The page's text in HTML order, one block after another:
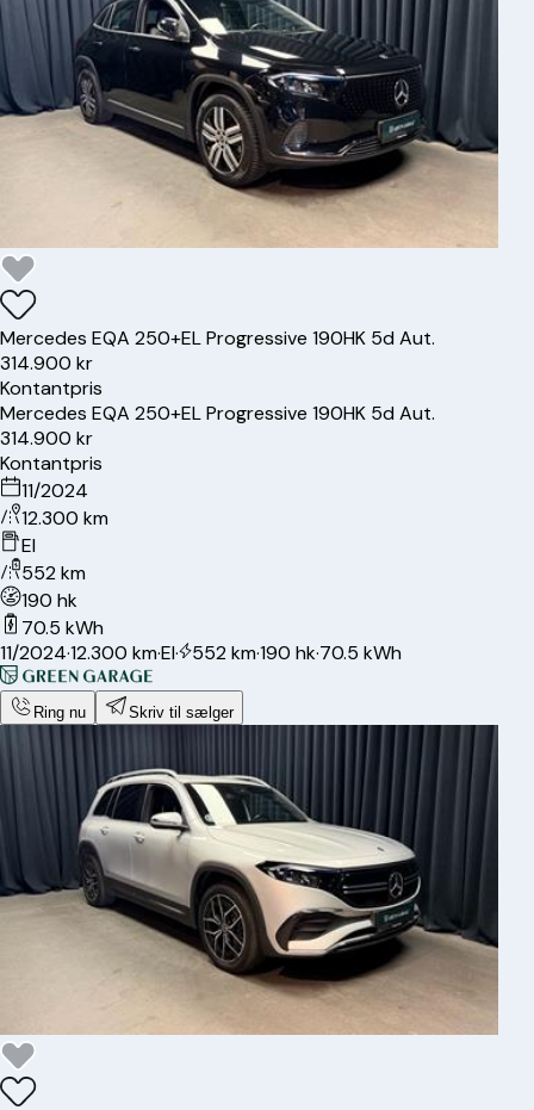
Mercedes EQA 250+EL Progressive 190HK 5d Aut.
314.900 kr
Kontantpris
Mercedes EQA 250+EL Progressive 190HK 5d Aut.
314.900 kr
Kontantpris
11/2024
12.300 km
El
552 km
190 hk
70.5 kWh
11/2024·12.300 km·El· 552 km·190 hk·70.5 kWh
Ring nu Skriv til sælger